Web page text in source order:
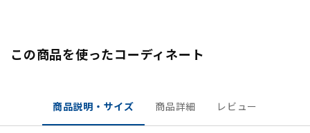
この商品を使ったコーディネート
商品説明・サイズ 商品詳細 レビュー